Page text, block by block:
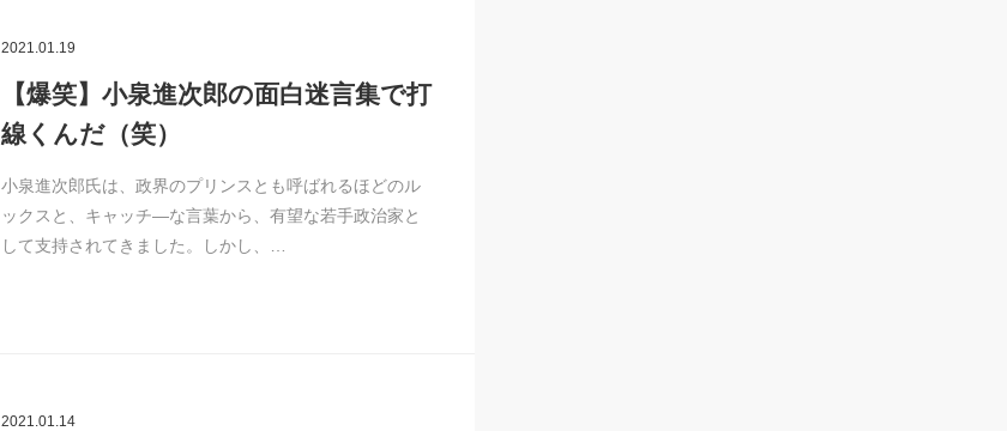
2021.01.19
【爆笑】小泉進次郎の面白迷言集で打
線くんだ（笑）
小泉進次郎氏は、政界のプリンスとも呼ばれるほどのル
ックスと、キャッチ―な言葉から、有望な若手政治家と
して支持されてきました。しかし、…
2021.01.14